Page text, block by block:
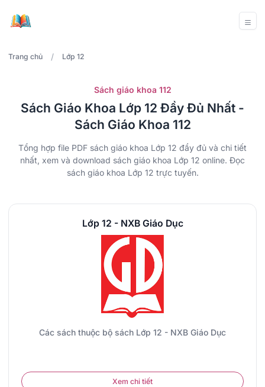
Trang chủ / Lớp 12
Sách giáo khoa 112
Sách Giáo Khoa Lớp 12 Đầy Đủ Nhất -
Sách Giáo Khoa 112
Tổng hợp file PDF sách giáo khoa Lớp 12 đẩy đủ và chi tiết
nhất, xem và download sách giáo khoa Lớp 12 online. Đọc
sách giáo khoa Lớp 12 trực tuyến.
Lớp 12 - NXB Giáo Dục
Các sách thuộc bộ sách Lớp 12 - NXB Giáo Dục
Xem chi tiết